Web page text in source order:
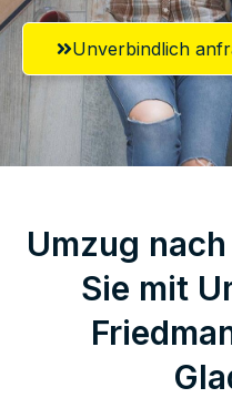
Unverbindlich
Umzug
Sie mit